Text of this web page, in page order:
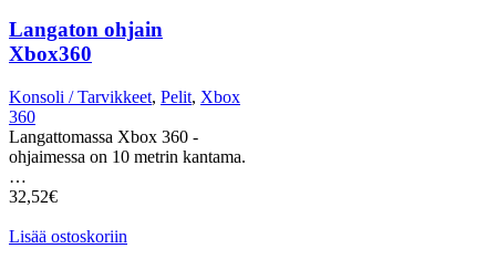
Langaton ohjain
Xbox360
Konsoli / Tarvikkeet, Pelit, Xbox
360
Langattomassa Xbox 360 -
ohjaimessa on 10 metrin kantama.
…
32,52€
Lisää ostoskoriin